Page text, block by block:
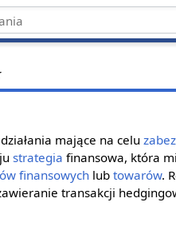
mające na celu
strategia finansowa, która
finansowych lubtowarów.
transakcji